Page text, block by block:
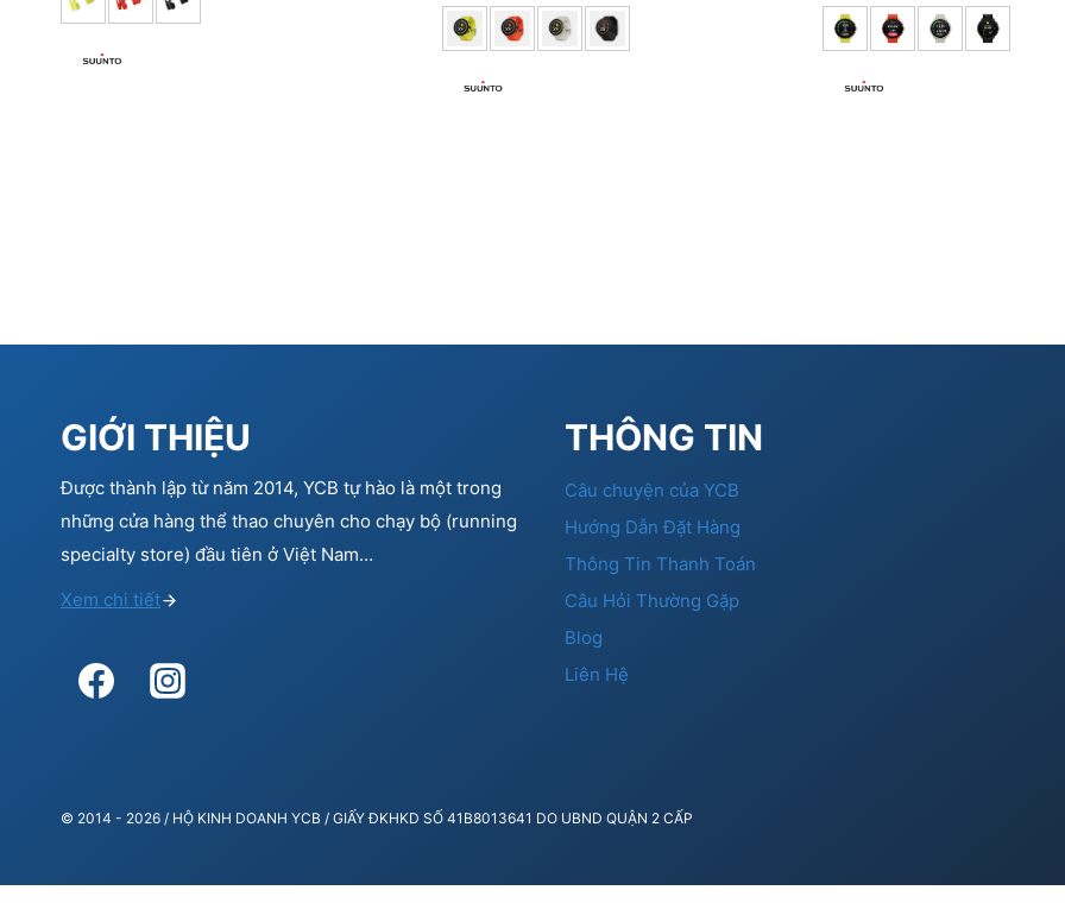
was:
7.490.000 ₫.
6.490.000 ₫.
was:
GIỚI THIỆU
Được thành lập từ năm 2014, YCB tự hào là một trong
những cửa hàng thể thao chuyên cho chạy bộ (running
specialty store) đầu tiên ở Việt Nam…
Xem chi tiết
THÔNG TIN
Câu chuyện của YCB
Hướng Dẫn Đặt Hàng
Thông Tin Thanh Toán
Câu Hỏi Thường Gặp
Blog
Liên Hệ
© 2014 - 2026 / HỘ KINH DOANH YCB / GIẤY ĐKHKD SỐ 41B8013641 DO UBND QUẬN 2 CẤP